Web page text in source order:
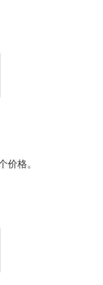
价格。